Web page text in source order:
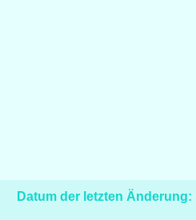
Datum der letzten Änderung: